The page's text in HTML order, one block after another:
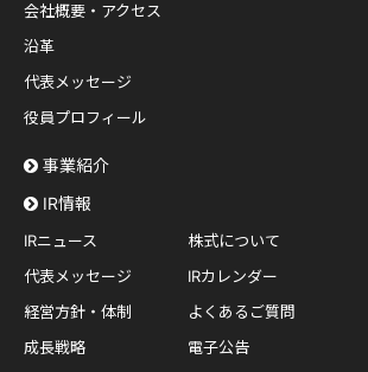
会社概要・アクセス
沿革
代表メッセージ
役員プロフィール
事業紹介
IR情報
IRニュース
代表メッセージ
経営方針・体制
成長戦略
株式について
IRカレンダー
よくあるご質問
電子公告